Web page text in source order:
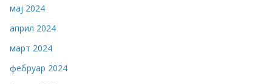
мај 2024
април 2024
март 2024
фебруар 2024